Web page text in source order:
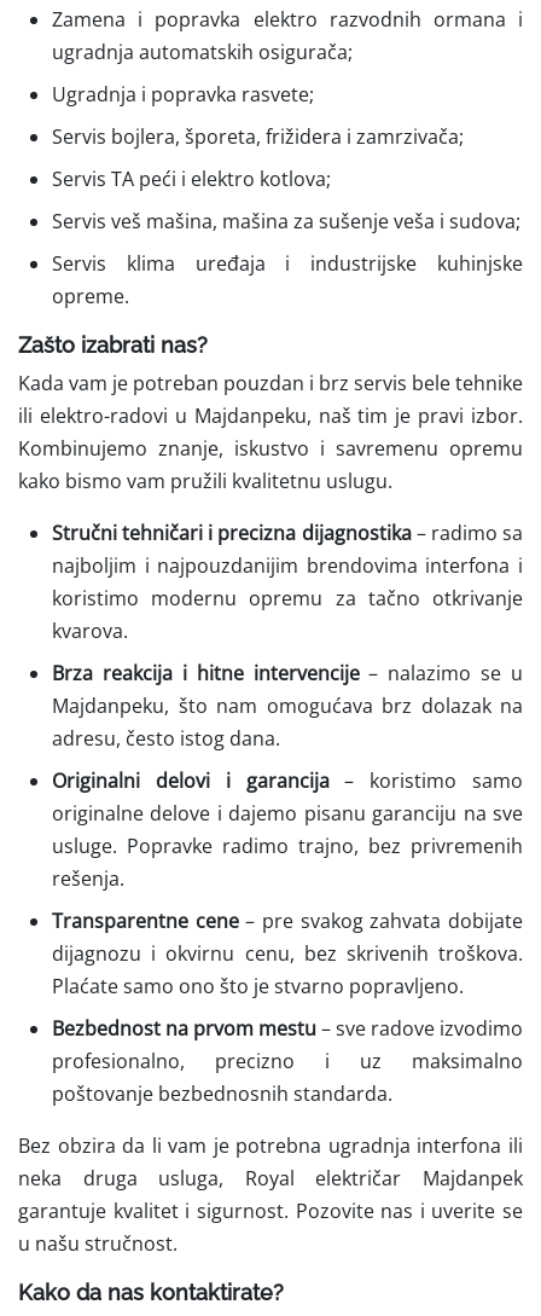
Zamena i popravka elektro razvodnih ormana i
ugradnja automatskih osigurača;
Ugradnja i popravka rasvete;
Servis bojlera, šporeta, frižidera i zamrzivača;
Servis TA peći i elektro kotlova;
Servis veš mašina, mašina za sušenje veša i sudova;
Servis klima uređaja i industrijske kuhinjske
opreme.
Zašto izabrati nas?
Kada vam je potreban pouzdan i brz servis bele tehnike
ili elektro-radovi u Majdanpeku, naš tim je pravi izbor.
Kombinujemo znanje, iskustvo i savremenu opremu
kako bismo vam pružili kvalitetnu uslugu.
Stručni tehničari i precizna dijagnostika– radimo sa
najboljim i najpouzdanijim brendovima interfona i
koristimo modernu opremu za tačno otkrivanje
kvarova.
Brza reakcija i hitne intervencije– nalazimo se u
Majdanpeku, što nam omogućava brz dolazak na
adresu, često istog dana.
Originalni delovi i garancija– koristimo samo
originalne delove i dajemo pisanu garanciju na sve
usluge. Popravke radimo trajno, bez privremenih
rešenja.
Transparentne cene– pre svakog zahvata dobijate
dijagnozu i okvirnu cenu, bez skrivenih troškova.
Plaćate samo ono što je stvarno popravljeno.
Bezbednost na prvom mestu – sve radove izvodimo
profesionalno, precizno i uz maksimalno
poštovanje bezbednosnih standarda.
Bez obzira da li vam je potrebna ugradnja interfona ili
neka druga usluga, Royal električar Majdanpek
garantuje kvalitet i sigurnost. Pozovite nas i uverite se
u našu stručnost.
Kako da nas kontaktirate?